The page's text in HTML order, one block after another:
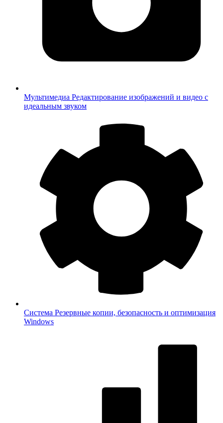
Мультимедиа Редактирование изображений и видео с
идеальным звуком
Система Резервные копии, безопасность и оптимизация
Windows